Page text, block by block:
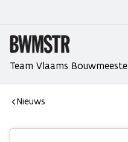
Team Vlaams
Nieuws